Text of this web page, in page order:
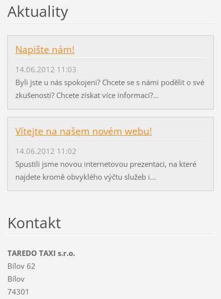
Aktuality
Napište nám!
14.06.2012 11:03
Byli jste u nás spokojeni? Chcete se s námi podělit o své
zkušenosti? Chcete získat více informací?...
Vítejte na našem novém webu!
14.06.2012 11:02
Spustili jsme novou internetovou prezentaci, na které
najdete kromě obvyklého výčtu služeb i...
Kontakt
TAREDO TAXI s.r.o.
Bílov 62
Bílov
74301